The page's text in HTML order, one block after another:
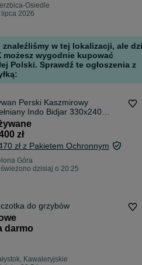
Osiedle
lipca 2026
w tej lokalizacji, ale
możesz wygodnie kupować
Polski. Sprawdź te ogłoszenia z
Perski Kaszmirowy
Indo Bidjar 330x240
19 tyś
zł
zł z Pakietem Ochronnym
Góra
dzisiaj o 20:25
do grzybów
darmo
Kawaleryjskie